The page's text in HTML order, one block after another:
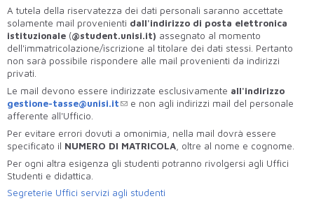
A tutela della riservatezza dei dati personali saranno accettate
solamente mail provenienti dall'indirizzo di posta elettronica
istituzionale (@student.unisi.it) assegnato al momento
dell'immatricolazione/iscrizione al titolare dei dati stessi. Pertanto
non sarà possibile rispondere alle mail provenienti da indirizzi
privati.
Le mail devono essere indirizzate esclusivamente all'indirizzo
gestione-tasse@unisi.it
e non agli indirizzi mail del personale
afferente all'Ufficio.
Per evitare errori dovuti a omonimia, nella mail dovrà essere
specificato il NUMERO DI MATRICOLA , oltre al nome e cognome.
Per ogni altra esigenza gli studenti potranno rivolgersi agli Uffici
Studenti e didattica.
Segreterie Uffici servizi agli studenti